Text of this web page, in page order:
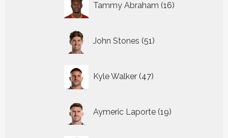
Tammy Abraham 16
producten
John Stones 51
producten
Kyle Walker 47
producten
Aymeric Laporte 19
producten